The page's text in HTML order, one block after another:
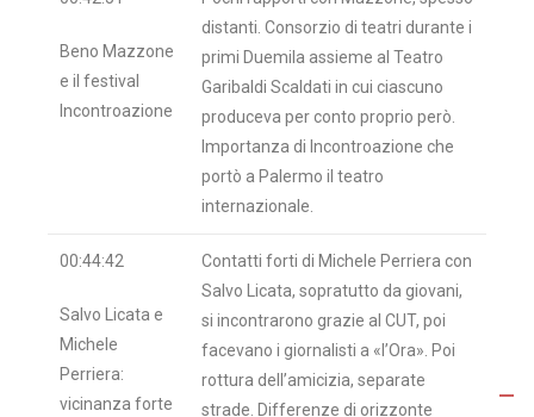
Beno Mazzone
e il festival
Incontroazione
distanti. Consorzio di teatri durante i
primi Duemila assieme al Teatro
Garibaldi Scaldati in cui ciascuno
produceva per conto proprio però.
Importanza di Incontroazione che
portò a Palermo il teatro
internazionale.
00:44:42
Salvo Licata e
Michele
Perriera:
vicinanza forte
Contatti forti di Michele Perriera con
Salvo Licata, sopratutto da giovani,
si incontrarono grazie al CUT, poi
facevano i giornalisti a «l’Ora». Poi
rottura dell’amicizia, separate
strade. Differenze di orizzonte